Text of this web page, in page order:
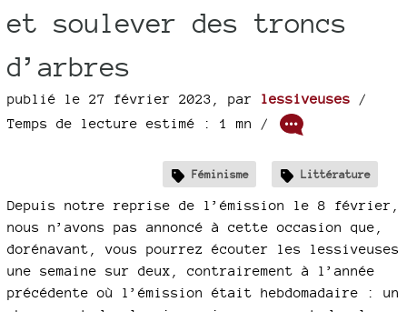
et soulever des troncs
d’arbres
publié le 27 février 2023 par lessiveuses /
Temps de lecture estimé : 1 mn /
Féminisme Littérature
Depuis notre reprise de l’émission le 8 février,
nous n’avons pas annoncé à cette occasion que,
dorénavant, vous pourrez écouter les lessiveuses
une semaine sur deux, contrairement à l’année
précédente où l’émission était hebdomadaire : un